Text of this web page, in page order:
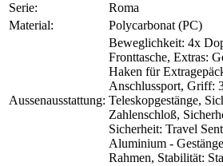
Serie:
Roma
Material:
Polycarbonat (PC)
Aussenausstattung:
Beweglichkeit: 4x
Fronttasche, Extras:
Haken für
Anschlussport, Griff:
Teleskopgestänge,
Zahlenschloß,
Sicherheit: Travel
Aluminium -
Rahmen, Stabilität: